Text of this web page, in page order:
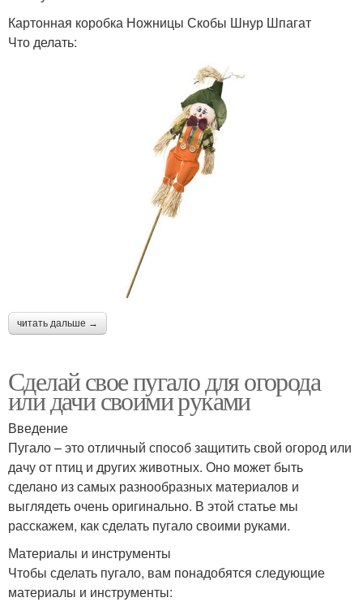
Картонная коробка Ножницы Скобы Шнур Шпагат
Что делать:
читать дальше →
Сделай свое пугало для огорода
или дачи своими руками
Введение
Пугало – это отличный способ защитить свой огород или
дачу от птиц и других животных. Оно может быть
сделано из самых разнообразных материалов и
выглядеть очень оригинально. В этой статье мы
расскажем, как сделать пугало своими руками.
Материалы и инструменты
Чтобы сделать пугало, вам понадобятся следующие
материалы и инструменты: